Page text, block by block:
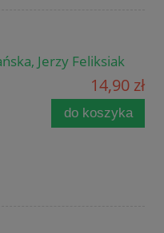
Jerzy Feliksiak
14,90 zł
do koszyka